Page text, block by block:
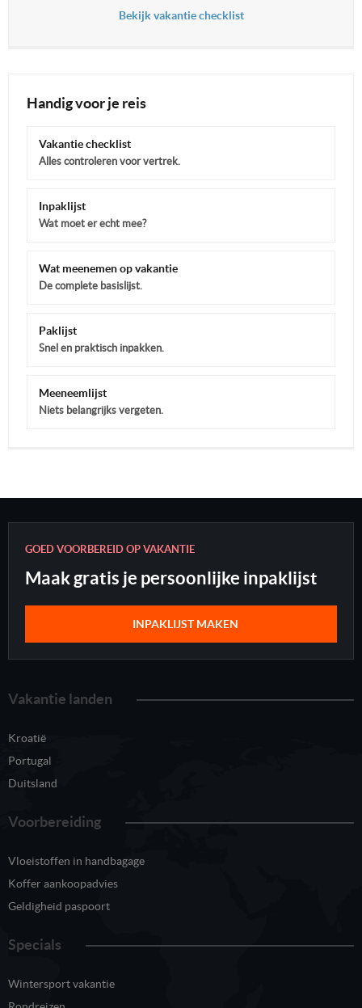
Bekijk vakantie checklist
Handig voor je reis
Vakantie checklist
Alles controleren voor vertrek.
Inpaklijst
Wat moet er echt mee?
Wat meenemen op vakantie
De complete basislijst.
Paklijst
Snel en praktisch inpakken.
Meeneemlijst
Niets belangrijks vergeten.
GOED VOORBEREID OP VAKANTIE
Maak gratis je persoonlijke inpaklijst
INPAKLIJST MAKEN
Vakantie landen
Kroatië
Portugal
Duitsland
Voorbereiding
Vloeistoffen in handbagage
Koffer aankoopadvies
Geldigheid paspoort
Specials
Wintersport vakantie